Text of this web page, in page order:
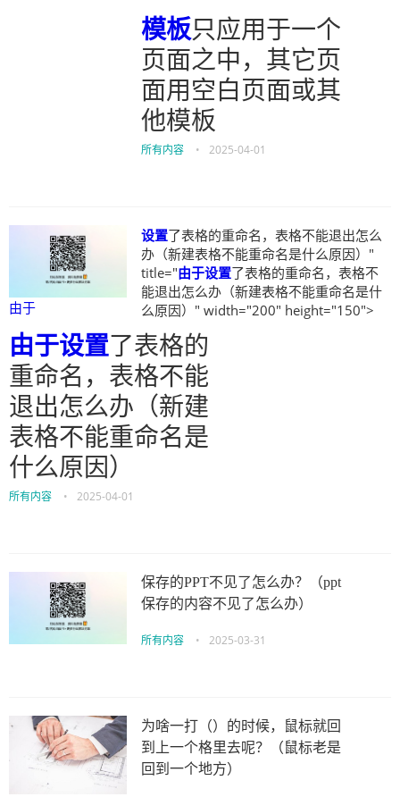
模板只应用于一个
页面之中，其它页
面用空白页面或其
他模板
所有内容 • 2025-04-01
由于
设置了表格的重命名，表格不能退出怎么
办（新建表格不能重命名是什么原因）"
title="由于设置了表格的重命名，表格不
能退出怎么办（新建表格不能重命名是什
么原因）" width="200" height="150">
由于设置了表格的
重命名，表格不能
退出怎么办（新建
表格不能重命名是
什么原因）
所有内容 • 2025-04-01
保存的PPT不见了怎么办？（ppt
保存的内容不见了怎么办）
所有内容 • 2025-03-31
为啥一打（）的时候，鼠标就回
到上一个格里去呢？（鼠标老是
回到一个地方）